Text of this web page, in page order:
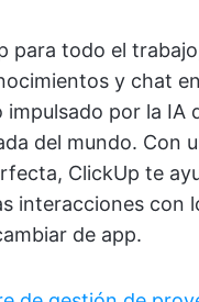
para todo el
y chat
impulsado por la IA
del mundo. Con
ClickUp te
interacciones con
de app.